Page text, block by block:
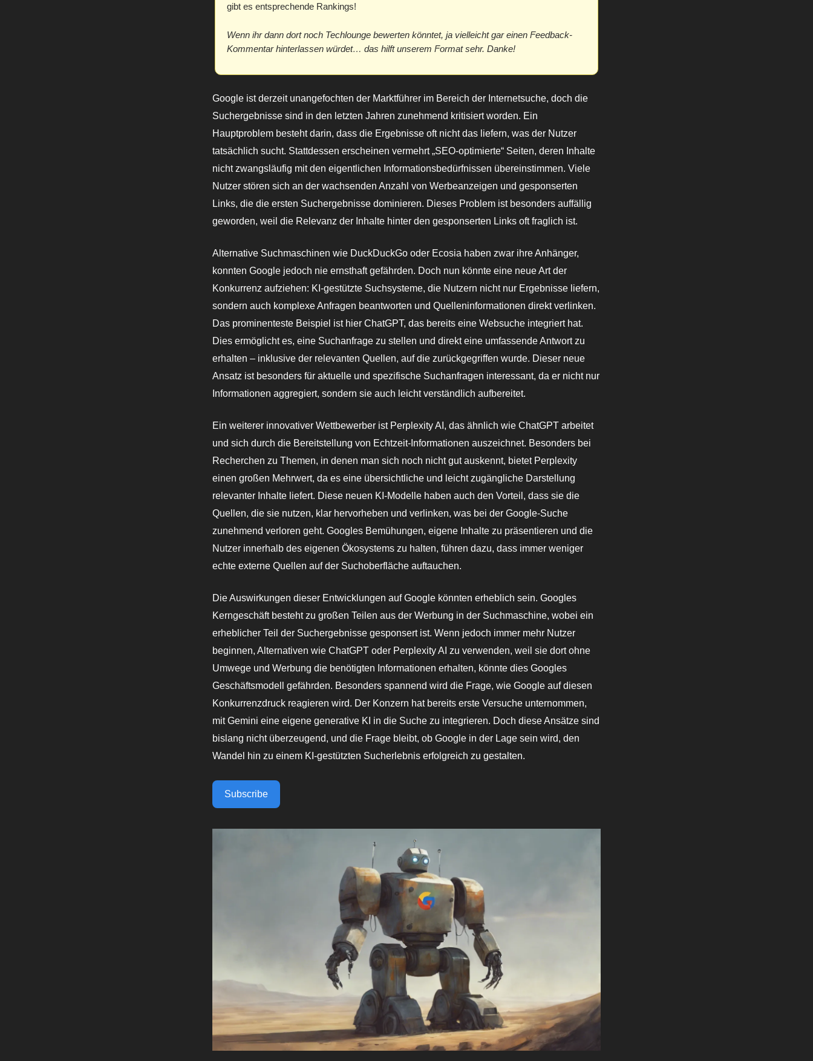
gibt es entsprechende Rankings!
Wenn ihr dann dort noch Techlounge bewerten könntet, ja vielleicht gar einen Feedback-
Kommentar hinterlassen würdet… das hilft unserem Format sehr. Danke!
Google ist derzeit unangefochten der Marktführer im Bereich der Internetsuche, doch die
Suchergebnisse sind in den letzten Jahren zunehmend kritisiert worden. Ein
Hauptproblem besteht darin, dass die Ergebnisse oft nicht das liefern, was der Nutzer
tatsächlich sucht. Stattdessen erscheinen vermehrt „SEO-optimierte“ Seiten, deren Inhalte
nicht zwangsläufig mit den eigentlichen Informationsbedürfnissen übereinstimmen. Viele
Nutzer stören sich an der wachsenden Anzahl von Werbeanzeigen und gesponserten
Links, die die ersten Suchergebnisse dominieren. Dieses Problem ist besonders auffällig
geworden, weil die Relevanz der Inhalte hinter den gesponserten Links oft fraglich ist.
Alternative Suchmaschinen wie DuckDuckGo oder Ecosia haben zwar ihre Anhänger,
konnten Google jedoch nie ernsthaft gefährden. Doch nun könnte eine neue Art der
Konkurrenz aufziehen: KI-gestützte Suchsysteme, die Nutzern nicht nur Ergebnisse liefern,
sondern auch komplexe Anfragen beantworten und Quelleninformationen direkt verlinken.
Das prominenteste Beispiel ist hier ChatGPT, das bereits eine Websuche integriert hat.
Dies ermöglicht es, eine Suchanfrage zu stellen und direkt eine umfassende Antwort zu
erhalten – inklusive der relevanten Quellen, auf die zurückgegriffen wurde. Dieser neue
Ansatz ist besonders für aktuelle und spezifische Suchanfragen interessant, da er nicht nur
Informationen aggregiert, sondern sie auch leicht verständlich aufbereitet.
Ein weiterer innovativer Wettbewerber ist Perplexity AI, das ähnlich wie ChatGPT arbeitet
und sich durch die Bereitstellung von Echtzeit-Informationen auszeichnet. Besonders bei
Recherchen zu Themen, in denen man sich noch nicht gut auskennt, bietet Perplexity
einen großen Mehrwert, da es eine übersichtliche und leicht zugängliche Darstellung
relevanter Inhalte liefert. Diese neuen KI-Modelle haben auch den Vorteil, dass sie die
Quellen, die sie nutzen, klar hervorheben und verlinken, was bei der Google-Suche
zunehmend verloren geht. Googles Bemühungen, eigene Inhalte zu präsentieren und die
Nutzer innerhalb des eigenen Ökosystems zu halten, führen dazu, dass immer weniger
echte externe Quellen auf der Suchoberfläche auftauchen.
Die Auswirkungen dieser Entwicklungen auf Google könnten erheblich sein. Googles
Kerngeschäft besteht zu großen Teilen aus der Werbung in der Suchmaschine, wobei ein
erheblicher Teil der Suchergebnisse gesponsert ist. Wenn jedoch immer mehr Nutzer
beginnen, Alternativen wie ChatGPT oder Perplexity AI zu verwenden, weil sie dort ohne
Umwege und Werbung die benötigten Informationen erhalten, könnte dies Googles
Geschäftsmodell gefährden. Besonders spannend wird die Frage, wie Google auf diesen
Konkurrenzdruck reagieren wird. Der Konzern hat bereits erste Versuche unternommen,
mit Gemini eine eigene generative KI in die Suche zu integrieren. Doch diese Ansätze sind
bislang nicht überzeugend, und die Frage bleibt, ob Google in der Lage sein wird, den
Wandel hin zu einem KI-gestützten Sucherlebnis erfolgreich zu gestalten.
Subscribe